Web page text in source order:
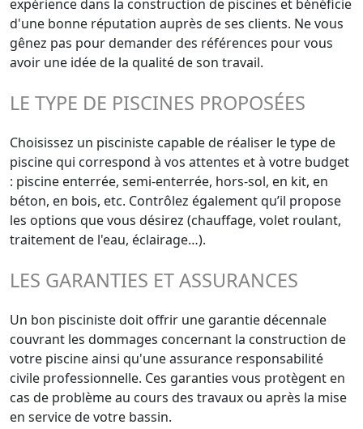
expérience dans la construction de piscines et bénéficie
d'une bonne réputation auprès de ses clients. Ne vous
gênez pas pour demander des références pour vous
avoir une idée de la qualité de son travail.
LE TYPE DE PISCINES PROPOSÉES
Choisissez un pisciniste capable de réaliser le type de
piscine qui correspond à vos attentes et à votre budget
: piscine enterrée, semi-enterrée, hors-sol, en kit, en
béton, en bois, etc. Contrôlez également qu’il propose
les options que vous désirez (chauffage, volet roulant,
traitement de l'eau, éclairage…).
LES GARANTIES ET ASSURANCES
Un bon pisciniste doit offrir une garantie décennale
couvrant les dommages concernant la construction de
votre piscine ainsi qu'une assurance responsabilité
civile professionnelle. Ces garanties vous protègent en
cas de problème au cours des travaux ou après la mise
en service de votre bassin.